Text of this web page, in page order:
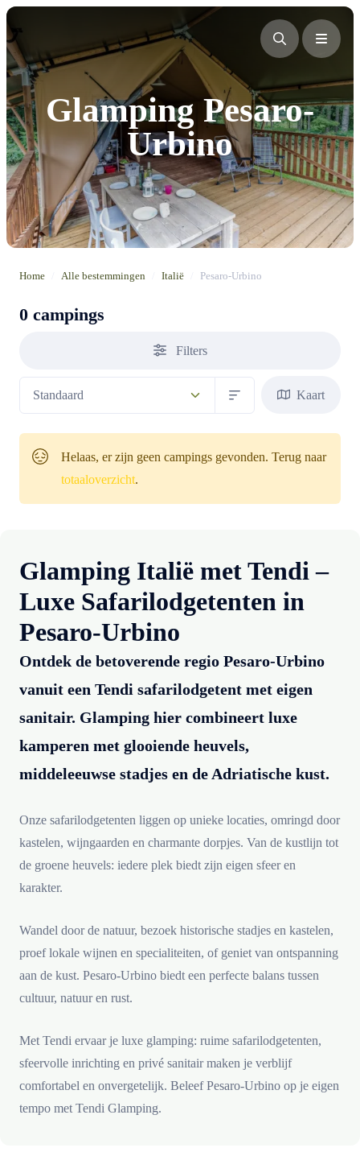
Glamping Pesaro-
Urbino
Home Alle bestemmingen Italië Pesaro-Urbino
0 campings
Filters
Kaart
Helaas, er zijn geen campings gevonden. Terug naar
totaaloverzicht.
Glamping Italië met Tendi –
Luxe Safarilodgetenten in
Pesaro-Urbino
Ontdek de betoverende regio Pesaro-Urbino
vanuit een Tendi safarilodgetent met eigen
sanitair. Glamping hier combineert luxe
kamperen met glooiende heuvels,
middeleeuwse stadjes en de Adriatische kust.
Onze safarilodgetenten liggen op unieke locaties, omringd door
kastelen, wijngaarden en charmante dorpjes. Van de kustlijn tot
de groene heuvels: iedere plek biedt zijn eigen sfeer en
karakter.
Wandel door de natuur, bezoek historische stadjes en kastelen,
proef lokale wijnen en specialiteiten, of geniet van ontspanning
aan de kust. Pesaro-Urbino biedt een perfecte balans tussen
cultuur, natuur en rust.
Met Tendi ervaar je luxe glamping: ruime safarilodgetenten,
sfeervolle inrichting en privé sanitair maken je verblijf
comfortabel en onvergetelijk. Beleef Pesaro-Urbino op je eigen
tempo met Tendi Glamping.